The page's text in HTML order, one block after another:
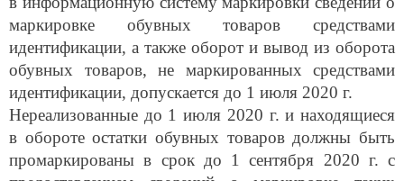
маркировке обувных товаров средствами
идентификации, а также оборот и вывод из оборота
обувных товаров, не маркированных средствами
идентификации, допускается до 1 июля 2020 г.
Нереализованные до 1 июля 2020 г. и находящиеся
в обороте остатки обувных товаров должны быть
промаркированы в срок до 1 сентября 2020 г. с
предоставлением сведений о маркировке таких